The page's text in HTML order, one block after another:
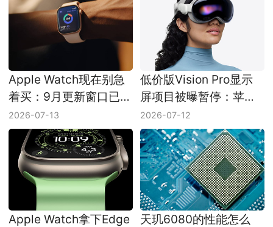
Apple Watch现在别急
着买：9月更新窗口已经
压到眼前
2026-07-13
低价版Vision Pro显示
屏项目被曝暂停：苹果
头显降价没那么快
2026-07-12
Apple Watch拿下Edge
天玑6080的性能怎么